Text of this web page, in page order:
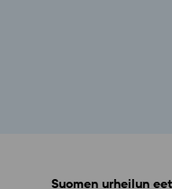
Suomen urheilun